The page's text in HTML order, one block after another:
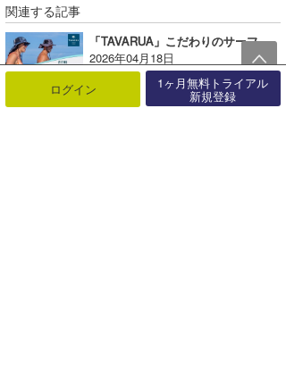
関連する記事
「TAVARUA」こだわりのサーフハットで、ワンランク上のUV対策【AD】
2026年04月18日
ログイン 1ヶ月無料トライアル
新規登録